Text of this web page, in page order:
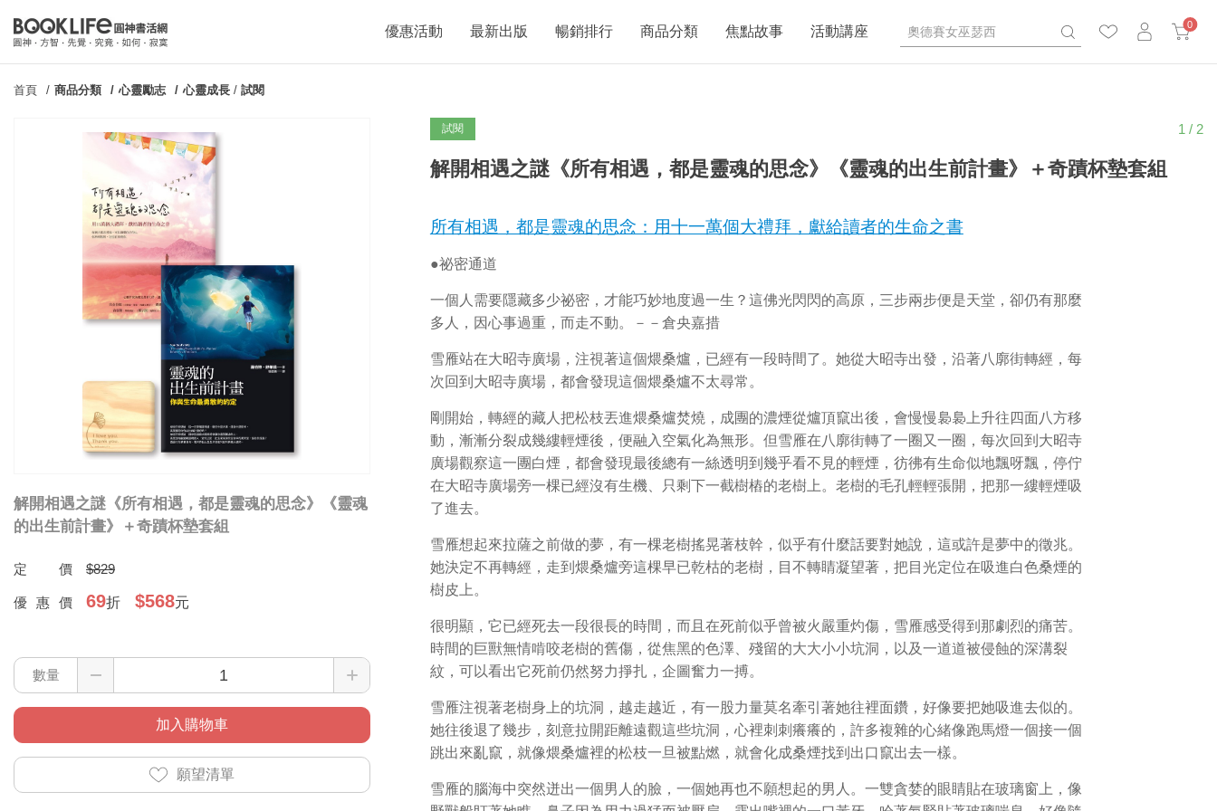
0
優惠活動 最新出版 暢銷排行 商品分類 焦點故事 活動講座
首頁 商品分類 心靈勵志 心靈成長 / 試閱
解開相遇之謎《所有相遇，都是靈魂的思念》《靈魂
的出生前計畫》＋奇蹟杯墊套組
定價 $829
優惠價 69折 $568元
數量
加入購物車
願望清單
試閱 1 / 2
解開相遇之謎《所有相遇，都是靈魂的思念》《靈魂的出生前計畫》＋奇蹟杯墊套組
所有相遇，都是靈魂的思念：用十一萬個大禮拜，獻給讀者的生命之書
●祕密通道
一個人需要隱藏多少祕密，才能巧妙地度過一生？這佛光閃閃的高原，三步兩步便是天堂，卻仍有那麼
多人，因心事過重，而走不動。－－倉央嘉措
雪雁站在大昭寺廣場，注視著這個煨桑爐，已經有一段時間了。她從大昭寺出發，沿著八廓街轉經，每
次回到大昭寺廣場，都會發現這個煨桑爐不太尋常。
剛開始，轉經的藏人把松枝丟進煨桑爐焚燒，成團的濃煙從爐頂竄出後，會慢慢裊裊上升往四面八方移
動，漸漸分裂成幾縷輕煙後，便融入空氣化為無形。但雪雁在八廓街轉了一圈又一圈，每次回到大昭寺
廣場觀察這一團白煙，都會發現最後總有一絲透明到幾乎看不見的輕煙，彷彿有生命似地飄呀飄，停佇
在大昭寺廣場旁一棵已經沒有生機、只剩下一截樹樁的老樹上。老樹的毛孔輕輕張開，把那一縷輕煙吸
了進去。
雪雁想起來拉薩之前做的夢，有一棵老樹搖晃著枝幹，似乎有什麼話要對她說，這或許是夢中的徵兆。
她決定不再轉經，走到煨桑爐旁這棵早已乾枯的老樹，目不轉睛凝望著，把目光定位在吸進白色桑煙的
樹皮上。
很明顯，它已經死去一段很長的時間，而且在死前似乎曾被火嚴重灼傷，雪雁感受得到那劇烈的痛苦。
時間的巨獸無情啃咬老樹的舊傷，從焦黑的色澤、殘留的大大小小坑洞，以及一道道被侵蝕的深溝裂
紋，可以看出它死前仍然努力掙扎，企圖奮力一搏。
雪雁注視著老樹身上的坑洞，越走越近，有一股力量莫名牽引著她往裡面鑽，好像要把她吸進去似的。
她往後退了幾步，刻意拉開距離遠觀這些坑洞，心裡刺刺癢癢的，許多複雜的心緒像跑馬燈一個接一個
跳出來亂竄，就像煨桑爐裡的松枝一旦被點燃，就會化成桑煙找到出口竄出去一樣。
雪雁的腦海中突然迸出一個男人的臉，一個她再也不願想起的男人。一雙貪婪的眼睛貼在玻璃窗上，像